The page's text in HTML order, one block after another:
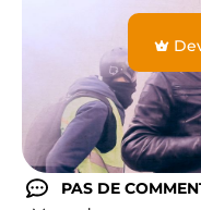
PAS DE